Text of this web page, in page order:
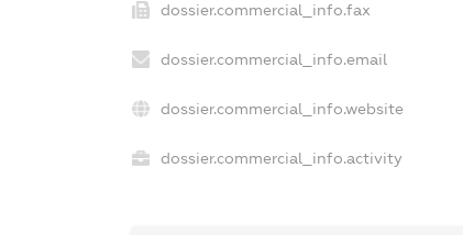
dossier.commercial_info.fax
dossier.commercial_info.email
dossier.commercial_info.website
dossier.commercial_info.activity